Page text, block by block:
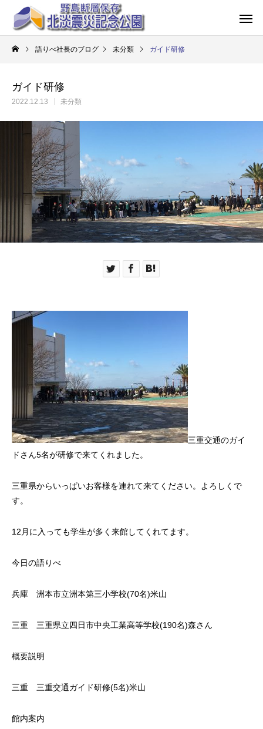
語りべ社長のブログ 未分類 ガイド研修
ガイド研修
2022.12.13 未分類
三重交通のガイ
ドさん5名が研修で来てくれました。
三重県からいっぱいお客様を連れて来てください。よろしくで
す。
12月に入っても学生が多く来館してくれてます。
今日の語りべ
兵庫 洲本市立洲本第三小学校(70名)米山
三重 三重県立四日市中央工業高等学校(190名)森さん
概要説明
三重 三重交通ガイド研修(5名)米山
館内案内